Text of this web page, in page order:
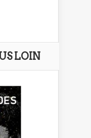
LOIN